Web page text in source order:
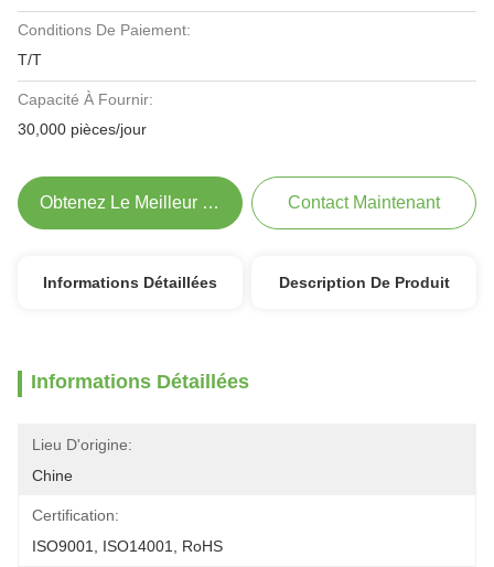
Conditions De Paiement:
T/T
Capacité À Fournir:
30,000 pièces/jour
Obtenez Le Meilleur Prix Contact Maintenant
Informations Détaillées Description De Produit
Informations Détaillées
Lieu D'origine:
Chine
Certification:
ISO9001, ISO14001, RoHS